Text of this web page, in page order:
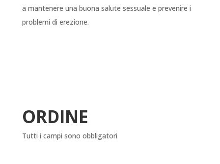
a mantenere una buona salute sessuale e prevenire i
problemi di erezione.
ORDINE
Tutti i campi sono obbligatori